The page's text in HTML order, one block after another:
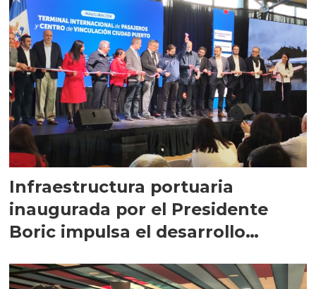
Infraestructura portuaria
inaugurada por el Presidente
Boric impulsa el desarrollo